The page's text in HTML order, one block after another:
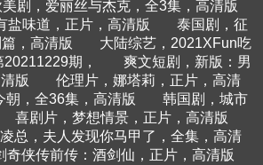
美剧，爱丽丝与杰克，全3集，高清版
盐味道，正片，高清版
泰国剧，征
，高清版
大陆综艺，2021XFun吃
期，
爽文短剧，新版：男
版
伦理片，娜塔莉，正片，高清
朝，全36集，高清版
韩国剧，城市
喜剧片，梦想情景，正片，高清版
总，夫人发现你马甲了，全集，高清
奇侠传前传：酒剑仙，正片，高清版